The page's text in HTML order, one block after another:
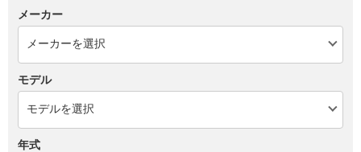
メーカー
モデル
年式